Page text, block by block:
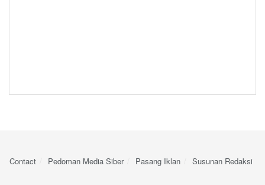
Contact Pedoman Media Siber Pasang Iklan Susunan Redaksi